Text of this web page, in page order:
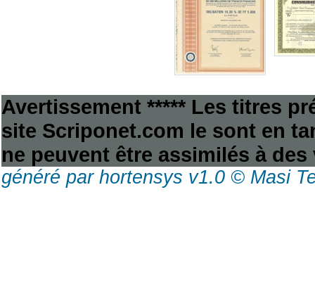
Avertissement ***** Les titres
site Scriponet.com le sont en
ne peuvent être assimilés à
généré par hortensys v1.0 © Masi